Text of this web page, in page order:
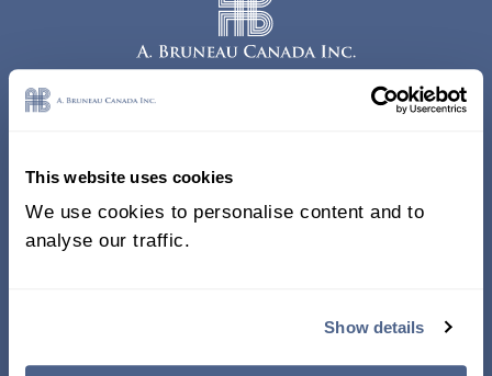
This website uses cookies
We use cookies to personalise content and to
analyse our traffic.
Show details
338, Rue Saint-Antoine E.
Bureau 011, Montréal QC
H2Y 1A3 Canada